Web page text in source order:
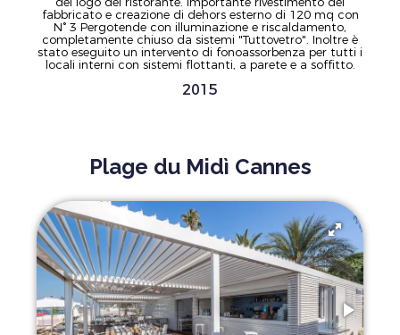
fabbricato e creazione di dehors esterno di 120 mq con
N° 3 Pergotende con illuminazione e riscaldamento,
completamente chiuso da sistemi "Tuttovetro". Inoltre è
stato eseguito un intervento di fonoassorbenza per tutti i
locali interni con sistemi flottanti, a parete e a soffitto.
2015
Plage du Midì Cannes